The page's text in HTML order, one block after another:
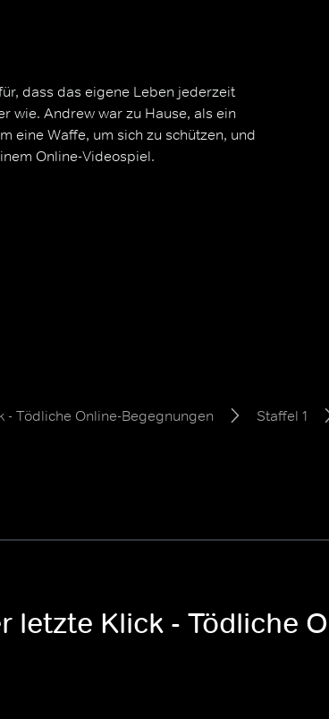
dass das eigene Leben jederzeit
wie. Andrew war zu Hause, als ein
eine Waffe, um sich zu schützen, und
Online-Videospiel.
- Tödliche Online-Begegnungen Staffel 1
letzte Klick - Tödliche